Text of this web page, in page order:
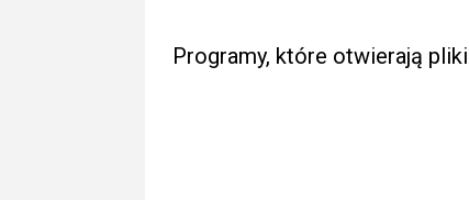
Programy, które otwierają